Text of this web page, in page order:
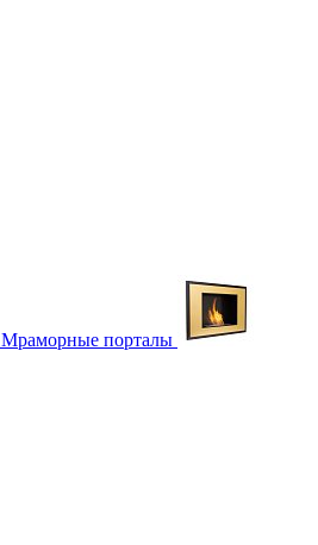
Мраморные порталы